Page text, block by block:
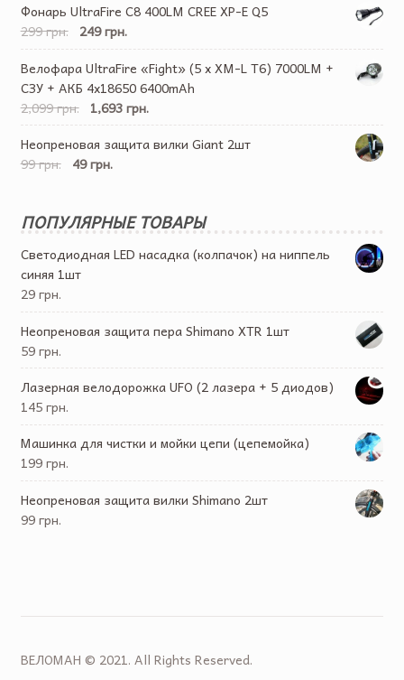
Фонарь UltraFire C8 400LM CREE XP-E Q5
299 грн.
249 грн.
Велофара UltraFire «Fight» (5 x XM-L T6) 7000LM +
СЗУ + АКБ 4х18650 6400mAh
2,099 грн.
1,693 грн.
Неопреновая защита вилки Giant 2шт
99 грн.
49 грн.
ПОПУЛЯРНЫЕ ТОВАРЫ
Светодиодная LED насадка (колпачок) на ниппель
синяя 1шт
29 грн.
Неопреновая защита пера Shimano XTR 1шт
59 грн.
Лазерная велодорожка UFO (2 лазера + 5 диодов)
145 грн.
Машинка для чистки и мойки цепи (цепемойка)
199 грн.
Неопреновая защита вилки Shimano 2шт
99 грн.
ВЕЛОМАН © 2021. All Rights Reserved.